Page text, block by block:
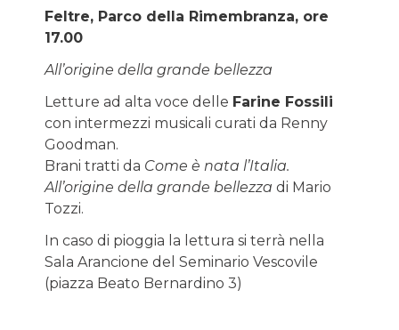
Feltre, Parco della Rimembranza, ore
17.00
All’origine della grande bellezza
Letture ad alta voce delle Farine Fossili
con intermezzi musicali curati da Renny
Goodman.
Brani tratti da Come è nata l’Italia.
All’origine della grande bellezza di Mario
Tozzi.
In caso di pioggia la lettura si terrà nella
Sala Arancione del Seminario Vescovile
(piazza Beato Bernardino 3)